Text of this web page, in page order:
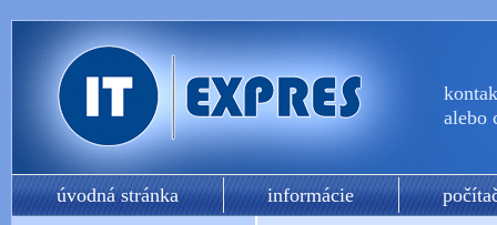
alebo
úvodná stránka informácie